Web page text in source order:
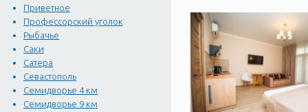
Приветное
Профессорский уголок
Рыбачье
Саки
Сатера
Севастополь
Семидворье 4 км
Семидворье 9 км